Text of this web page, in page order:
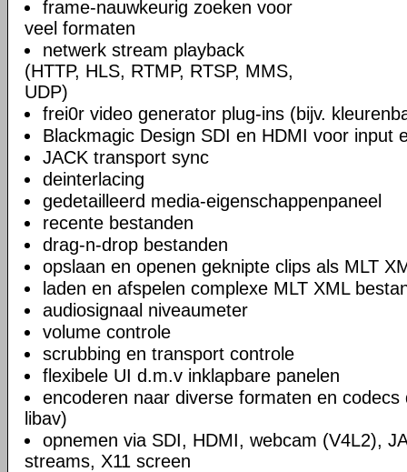
frame-nauwkeurig zoeken voor
veel formaten
netwerk stream playback
(HTTP, HLS, RTMP, RTSP, MMS,
UDP)
frei0r video generator plug-ins (bijv.
Blackmagic Design SDI en HDMI voor input
JACK transport sync
deinterlacing
gedetailleerd media-eigenschappenpaneel
recente bestanden
drag-n-drop bestanden
opslaan en openen geknipte clips als MLT
laden en afspelen complexe MLT XML
audiosignaal niveaumeter
volume controle
scrubbing en transport controle
flexibele UI d.m.v inklapbare panelen
encoderen naar diverse formaten en codecs
libav)
opnemen via SDI, HDMI, webcam (V4L2),
streams, X11 screen